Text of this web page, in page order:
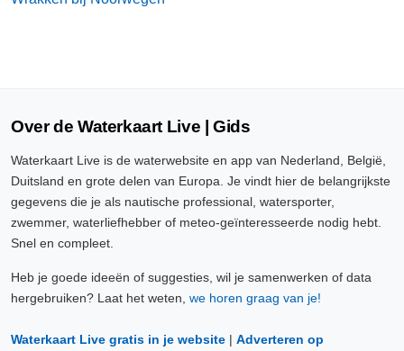
Over de Waterkaart Live | Gids
Waterkaart Live is de waterwebsite en app van Nederland, België,
Duitsland en grote delen van Europa. Je vindt hier de belangrijkste
gegevens die je als nautische professional, watersporter,
zwemmer, waterliefhebber of meteo-geïnteresseerde nodig hebt.
Snel en compleet.
Heb je goede ideeën of suggesties, wil je samenwerken of data
hergebruiken? Laat het weten, we horen graag van je!
Waterkaart Live gratis in je website | Adverteren op